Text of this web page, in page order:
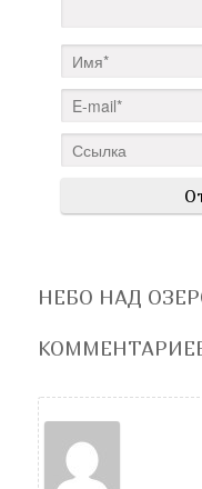
НЕБО НАД